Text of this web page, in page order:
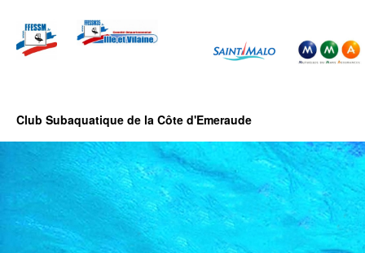
Club Subaquatique de la Côte d'Emeraude